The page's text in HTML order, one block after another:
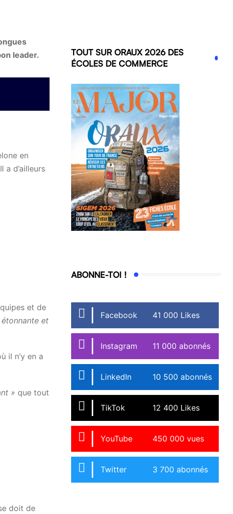
leader.
en
a d’ailleurs
et de
et
il n’y en a
» que tout
doit de
TOUT SUR ORAUX 2026 DES
ÉCOLES DE COMMERCE
ABONNE-TOI !
Facebook 41 000 Likes
Instagram 11 000 abonnés
LinkedIn 10 500 abonnés
TikTok 12 400 Likes
YouTube 450 000 vues
Twitter 3 700 abonnés